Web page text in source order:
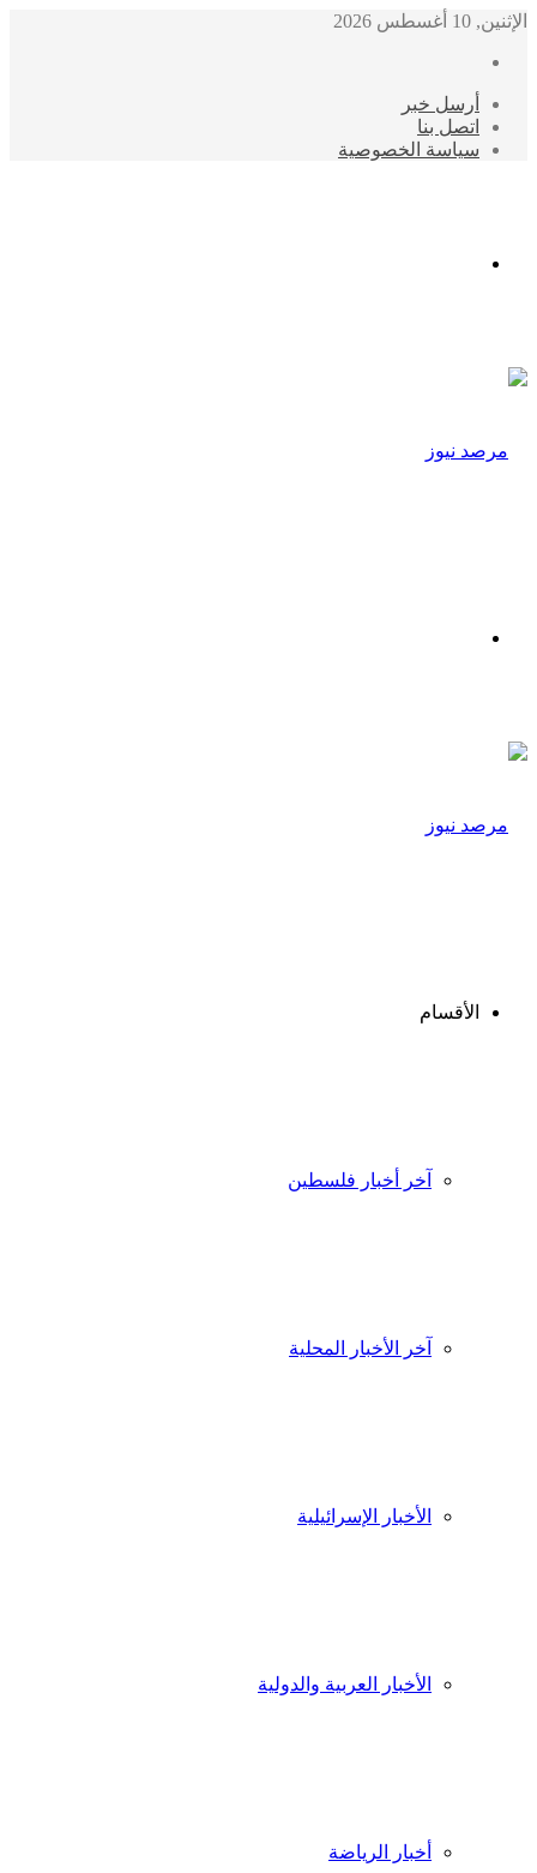
الإثنين, 10 أغسطس 2026
أرسل خبر
اتصل بنا
سياسة الخصوصية
الأقسام
آخر أخبار فلسطين
آخر الأخبار المحلية
الأخبار الإسرائيلية
الأخبار العربية والدولية
أخبار الرياضة